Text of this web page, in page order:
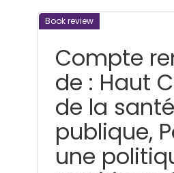
Book review
Compte
de : Haut
de la santé
publique,
une